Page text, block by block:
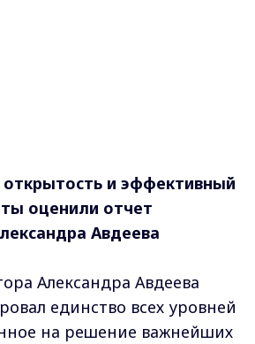
и эффективный
оценили отчет
Авдеева
Александра Авдеева
единство всех уровней
на решение важнейших